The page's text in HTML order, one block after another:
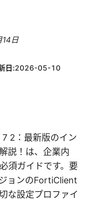
日
日:2026-05-10
2：最新版のイン
説！は、企業内
須ガイドです。要
ョンのFortiClient
な設定プロファイ